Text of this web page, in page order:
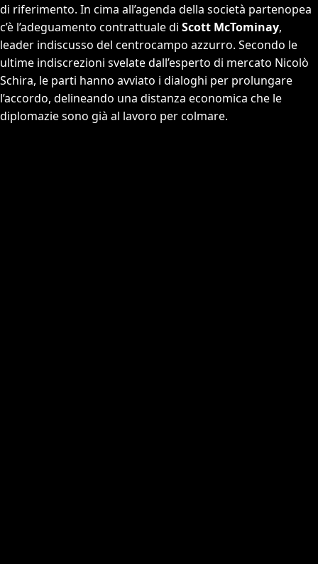
di riferimento. In cima all’agenda della società partenopea
c’è l’adeguamento contrattuale di Scott McTominay,
leader indiscusso del centrocampo azzurro. Secondo le
ultime indiscrezioni svelate dall’esperto di mercato Nicolò
Schira, le parti hanno avviato i dialoghi per prolungare
l’accordo, delineando una distanza economica che le
diplomazie sono già al lavoro per colmare.